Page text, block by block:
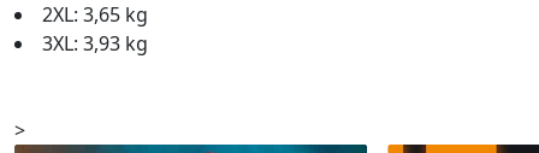
2XL: 3,65 kg
3XL: 3,93 kg
>